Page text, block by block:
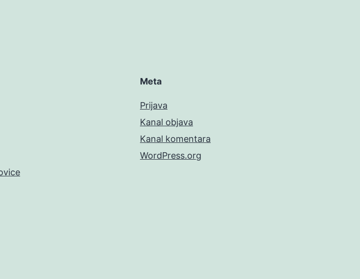
Meta
Prijava
Kanal objava
Kanal komentara
WordPress.org